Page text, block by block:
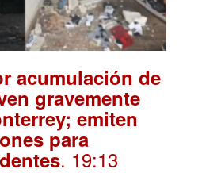
acumulación de
gravemente
emiten
para
. 19:13